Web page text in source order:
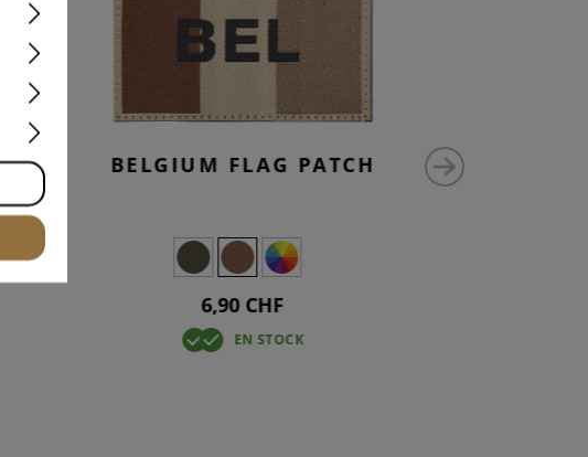
BELGIUM FLAG PATCH
6,90 CHF
EN STOCK